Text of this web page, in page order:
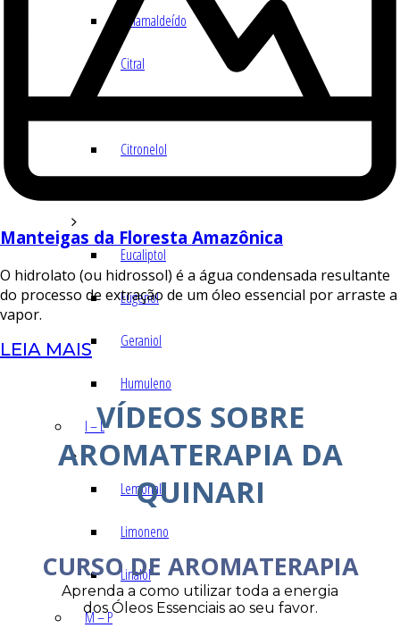
Cinamaldeído
Citral
Citronelol
Eucaliptol
Eugenol
Geraniol
Humuleno
I – L
Lemonal
Limoneno
Linalol
M – P
Manteigas da Floresta Amazônica
O hidrolato (ou hidrossol) é a água condensada resultante
do processo de extração de um óleo essencial por arraste a
vapor.
LEIA MAIS
VÍDEOS SOBRE
AROMATERAPIA DA
QUINARI
CURSO DE AROMATERAPIA
Aprenda a como utilizar toda a energia
dos Óleos Essenciais ao seu favor.